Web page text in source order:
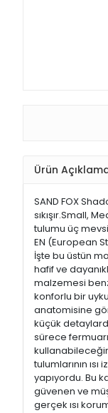
Ürün
SAND FOX
sıkışır.Small,
tulumu üç
EN (European
İşte bu üstün
hafif ve
malzemesi
konforlu bir
anatomisine
küçük
sürece
tulumlarının
yapıyordu. Bu
güvenen ve
gerçek ısı